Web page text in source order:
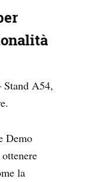
Stand A54,
Demo
la